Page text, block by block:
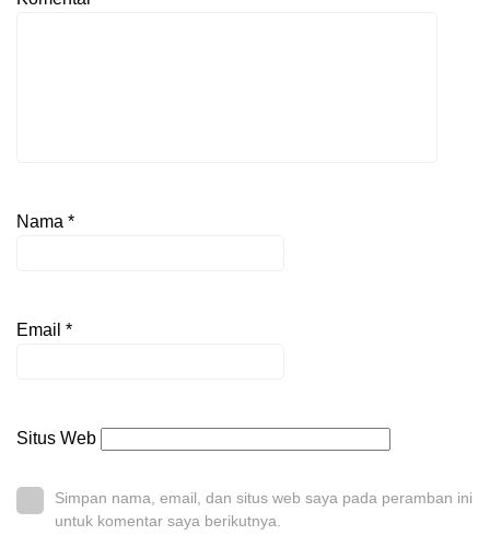
Nama *
Email *
Situs Web
Simpan nama, email, dan situs web saya pada peramban ini
untuk komentar saya berikutnya.